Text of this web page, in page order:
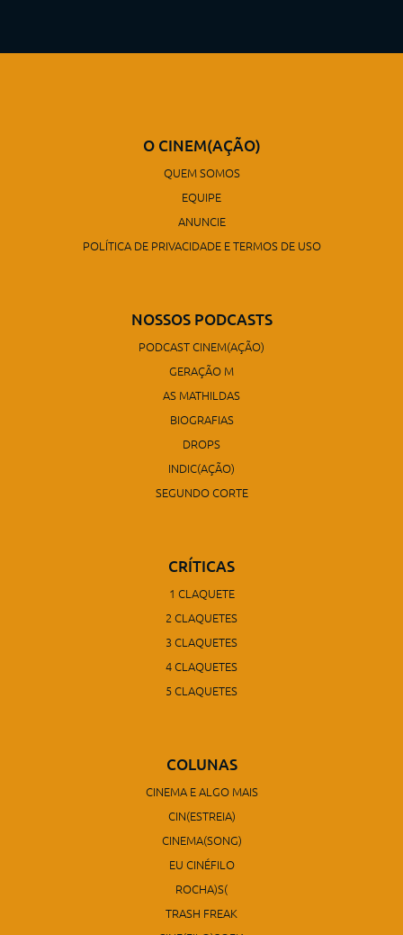
O CINEM(AÇÃO)
QUEM SOMOS
EQUIPE
ANUNCIE
POLÍTICA DE PRIVACIDADE E TERMOS DE USO
NOSSOS PODCASTS
PODCAST CINEM(AÇÃO)
GERAÇÃO M
AS MATHILDAS
BIOGRAFIAS
DROPS
INDIC(AÇÃO)
SEGUNDO CORTE
CRÍTICAS
1 CLAQUETE
2 CLAQUETES
3 CLAQUETES
4 CLAQUETES
5 CLAQUETES
COLUNAS
CINEMA E ALGO MAIS
CIN(ESTREIA)
CINEMA(SONG)
EU CINÉFILO
ROCHA)S(
TRASH FREAK